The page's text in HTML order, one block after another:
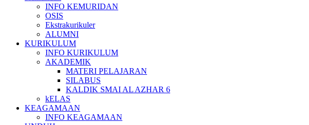
INFO KEMURIDAN
OSIS
Ekstrakurikuler
ALUMNI
KURIKULUM
INFO KURIKULUM
AKADEMIK
MATERI PELAJARAN
SILABUS
KALDIK SMAI AL AZHAR 6
kELAS
KEAGAMAAN
INFO KEAGAMAAN